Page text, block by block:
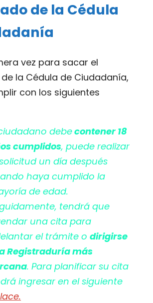
de la Cédula
vez para sacar el
la Cédula de Ciudadanía,
con los siguientes
debecontener 18
cumplidos, puede realizar
un día después
haya cumplido la
de edad.
tendrá que
una cita para
el trámite o dirigirse
Registraduría más
. Para planificar su cita
ingresar en el siguiente